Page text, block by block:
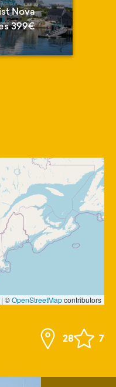
Nova
399€
| ©OpenStreetMapcontributors
28 7